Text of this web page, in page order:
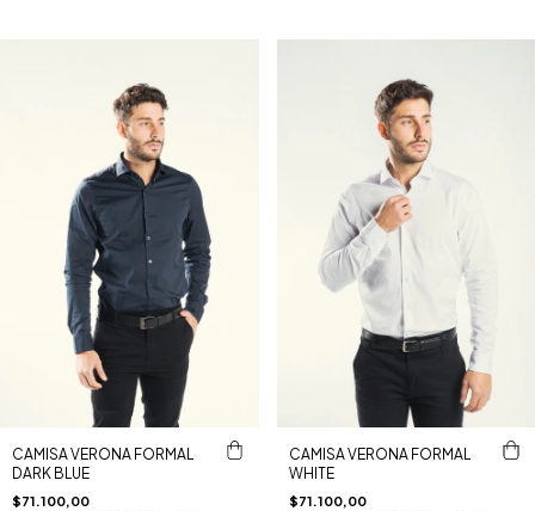
CAMISA VERONA FORMAL
DARK BLUE
$71.100,00
CAMISA VERONA FORMAL
WHITE
$71.100,00